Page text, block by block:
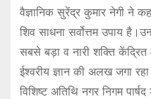
वैज्ञानिक सुरेंद्र कुमार नेगी ने
शिव साधना सर्वोत्तम उपाय
सबसे बड़ा व नारी शक्ति
ईश्वरीय ज्ञान की अलख जगा
विशिष्ट अतिथि नगर निगम